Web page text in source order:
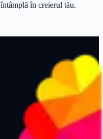
în creierul tău.